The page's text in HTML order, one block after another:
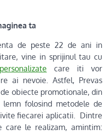
ta
de peste 22 de ani in
vine in sprijinul tau cu
care iti vor
ai nevoie. Astfel, Prevas
obiecte promotionale, din
folosind metodele de
fiecarei aplicatii. Dintre
care le realizam, amintim: